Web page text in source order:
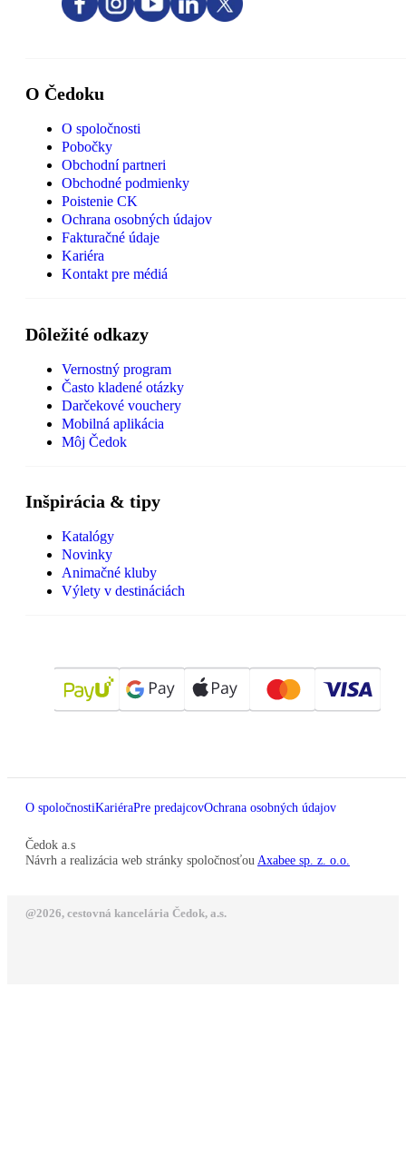
O Čedoku
O spoločnosti
Pobočky
Obchodní partneri
Obchodné podmienky
Poistenie CK
Ochrana osobných údajov
Fakturačné údaje
Kariéra
Kontakt pre médiá
Dôležité odkazy
Vernostný program
Často kladené otázky
Darčekové vouchery
Mobilná aplikácia
Môj Čedok
Inšpirácia & tipy
Katalógy
Novinky
Animačné kluby
Výlety v destináciách
O spoločnostiKariéraPre predajcovOchrana osobných údajov
Čedok a.s
Návrh a realizácia web stránky spoločnosťou Axabee sp. z. o.o.
@2026, cestovná kancelária Čedok, a.s.